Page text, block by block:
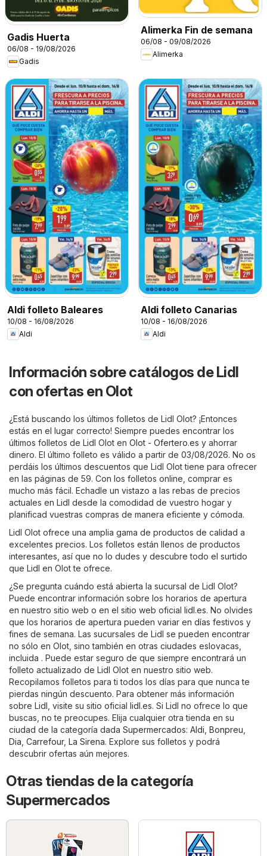
Gadis Huerta
06/08 - 19/08/2026
Gadis
Alimerka Fin de semana
06/08 - 09/08/2026
Alimerka
Aldi folleto Baleares
10/08 - 16/08/2026
Aldi
Aldi folleto Canarias
10/08 - 16/08/2026
Aldi
Información sobre catálogos de Lidl
con ofertas en Olot
¿Está buscando los últimos folletos de Lidl Olot? ¡Entonces
estás en el lugar correcto! Siempre puedes encontrar los
últimos folletos de Lidl Olot en Olot - Ofertero.es y ahorrar
dinero. El último folleto es válido a partir de 03/08/2026. No os
perdáis los últimos descuentos que Lidl Olot tiene para ofrecer
en las páginas de 59. Con los folletos online, comprar es
mucho más fácil. Echadle un vistazo a las rebas de precios
actuales en Lidl desde la comodidad de vuestro hogar y
planificad vuestras compras de manera eficiente y cómoda.
Lidl Olot ofrece una amplia gama de productos de calidad a
excelentes precios. Los folletos están llenos de productos
interesantes, así que no lo dudes y descubre todo el surtido
que Lidl en Olot te ofrece.
¿Se pregunta cuándo está abierta la sucursal de Lidl Olot?
Puede encontrar información sobre los horarios de apertura
en nuestro sitio web o en el sitio web oficial lidl.es. No olvides
que los horarios de apertura pueden variar en días festivos y
fines de semana. Las sucursales de Lidl se pueden encontrar
no sólo en Olot, sino también en otras ciudades eslovacas,
incluida . Puede estar seguro de que siempre encontrará un
folleto actualizado de Lidl Olot en nuestro sitio web.
Recopilamos folletos para ti todos los días para que nunca te
pierdas ningún descuento. Para obtener más información
sobre Lidl, visite su sitio oficial lidl.es. Si Lidl no ofrece lo que
buscas, no te preocupes. Elija cualquier otra tienda en su
ciudad de la categoría dada Supermercados: Aldi Bonpreu
Dia Carrefour, La Sirena. Explore sus folletos y podrá
descubrir ofertas aún mejores.
Otras tiendas de la categoría
Supermercados